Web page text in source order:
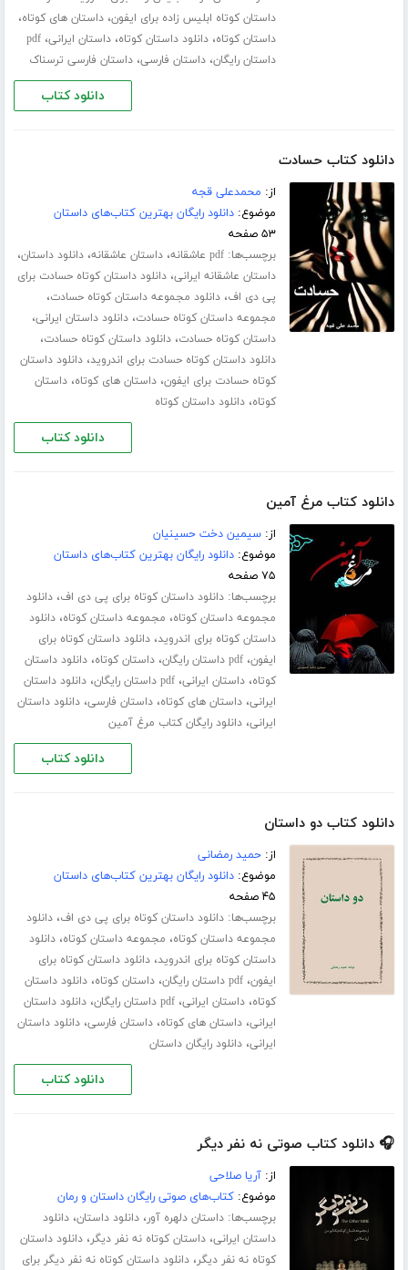
داستان کوتاه ابلیس زاده برای ایفون،داستان های کوتاه،
داستان کوتاه،دانلود داستان کوتاه،داستان ایرانی،pdf
داستان رایگان،داستان فارسی،داستان فارسی ترسناک
دانلود کتاب
دانلود کتاب حسادت
از: محمدعلی قجه
موضوع:دانلود رایگان بهترین کتاب‌های داستان
۵۳ صفحه
برچسب‌ها:pdf عاشقانه ،داستان عاشقانه،دانلود داستان،
داستان عاشقانه ایرانی،دانلود داستان کوتاه حسادت برای
پی دی اف،دانلود مجموعه داستان کوتاه حسادت،
مجموعه داستان کوتاه حسادت،دانلود داستان ایرانی،
داستان کوتاه حسادت،دانلود داستان کوتاه حسادت،
دانلود داستان کوتاه حسادت برای اندروید،دانلود داستان
کوتاه حسادت برای ایفون،داستان های کوتاه،داستان
کوتاه،دانلود داستان کوتاه
دانلود کتاب
دانلود کتاب مرغ آمین
از:سیمین دخت حسینیان
موضوع:دانلود رایگان بهترین کتاب‌های داستان
۷۵ صفحه
برچسب‌ها:دانلود داستان کوتاه برای پی دی اف،دانلود
مجموعه داستان کوتاه، مجموعه داستان کوتاه،دانلود
داستان کوتاه برای اندروید،دانلود داستان کوتاه برای
ایفون،pdf داستان رایگان ،داستان کوتاه،دانلود داستان
کوتاه،داستان ایرانی،pdf داستان رایگان ،دانلود داستان
ایرانی،داستان های کوتاه،داستان فارسی،دانلود داستان
ایرانی،دانلود رایگان کتاب مرغ آمین
دانلود کتاب
دانلود کتاب دو داستان
از:حمید رمضانی
موضوع:دانلود رایگان بهترین کتاب‌های داستان
۴۵ صفحه
برچسب‌ها:دانلود داستان کوتاه برای پی دی اف،دانلود
مجموعه داستان کوتاه، مجموعه داستان کوتاه،دانلود
داستان کوتاه برای اندروید،دانلود داستان کوتاه برای
ایفون،pdf داستان رایگان ،داستان کوتاه،دانلود داستان
کوتاه،داستان ایرانی،pdf داستان رایگان ،دانلود داستان
ایرانی،داستان های کوتاه،داستان فارسی،دانلود داستان
ایرانی،دانلود رایگان داستان
دانلود کتاب
🎧 دانلود کتاب صوتی نه نفر دیگر
از:آریا صلاحی
موضوع:کتاب‌های صوتی رایگان داستان و رمان
برچسب‌ها:داستان دلهره آور،دانلود داستان،دانلود
داستان ایرانی،داستان کوتاه نه نفر دیگر،دانلود داستان
کوتاه نه نفر دیگر،دانلود داستان کوتاه نه نفر دیگر برای